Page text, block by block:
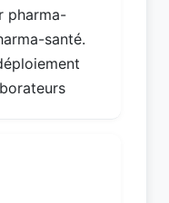
pharma-
santé.